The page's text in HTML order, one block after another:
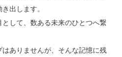
出します。
して、数ある未来のひとつへ繋
ありませんが、そんな記憶に残